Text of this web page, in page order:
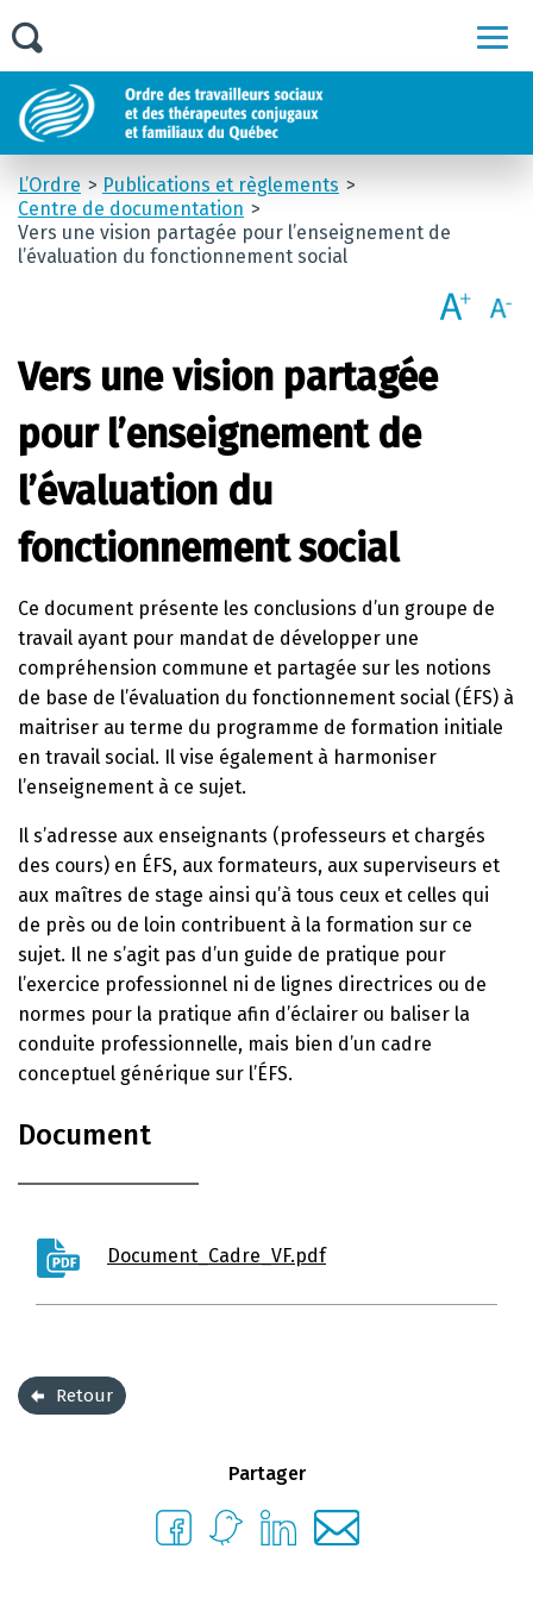
L’Ordre
Publications et règlements
Centre de documentation
Vers une vision partagée pour l’enseignement de
l’évaluation du fonctionnement social
Vers une vision partagée
pour l’enseignement de
l’évaluation du
fonctionnement social
Ce document présente les conclusions d’un groupe de
travail ayant pour mandat de développer une
compréhension commune et partagée sur les notions
de base de l’évaluation du fonctionnement social (ÉFS) à
maitriser au terme du programme de formation initiale
en travail social. Il vise également à harmoniser
l’enseignement à ce sujet.
Il s’adresse aux enseignants (professeurs et chargés
des cours) en ÉFS, aux formateurs, aux superviseurs et
aux maîtres de stage ainsi qu’à tous ceux et celles qui
de près ou de loin contribuent à la formation sur ce
sujet. Il ne s’agit pas d’un guide de pratique pour
l’exercice professionnel ni de lignes directrices ou de
normes pour la pratique afin d’éclairer ou baliser la
conduite professionnelle, mais bien d’un cadre
conceptuel générique sur l’ÉFS.
Document
Document_Cadre_VF.pdf
Retour
Partager